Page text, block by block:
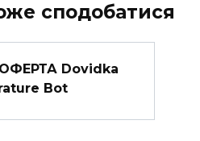
сподобатися
Dovidka
Bot